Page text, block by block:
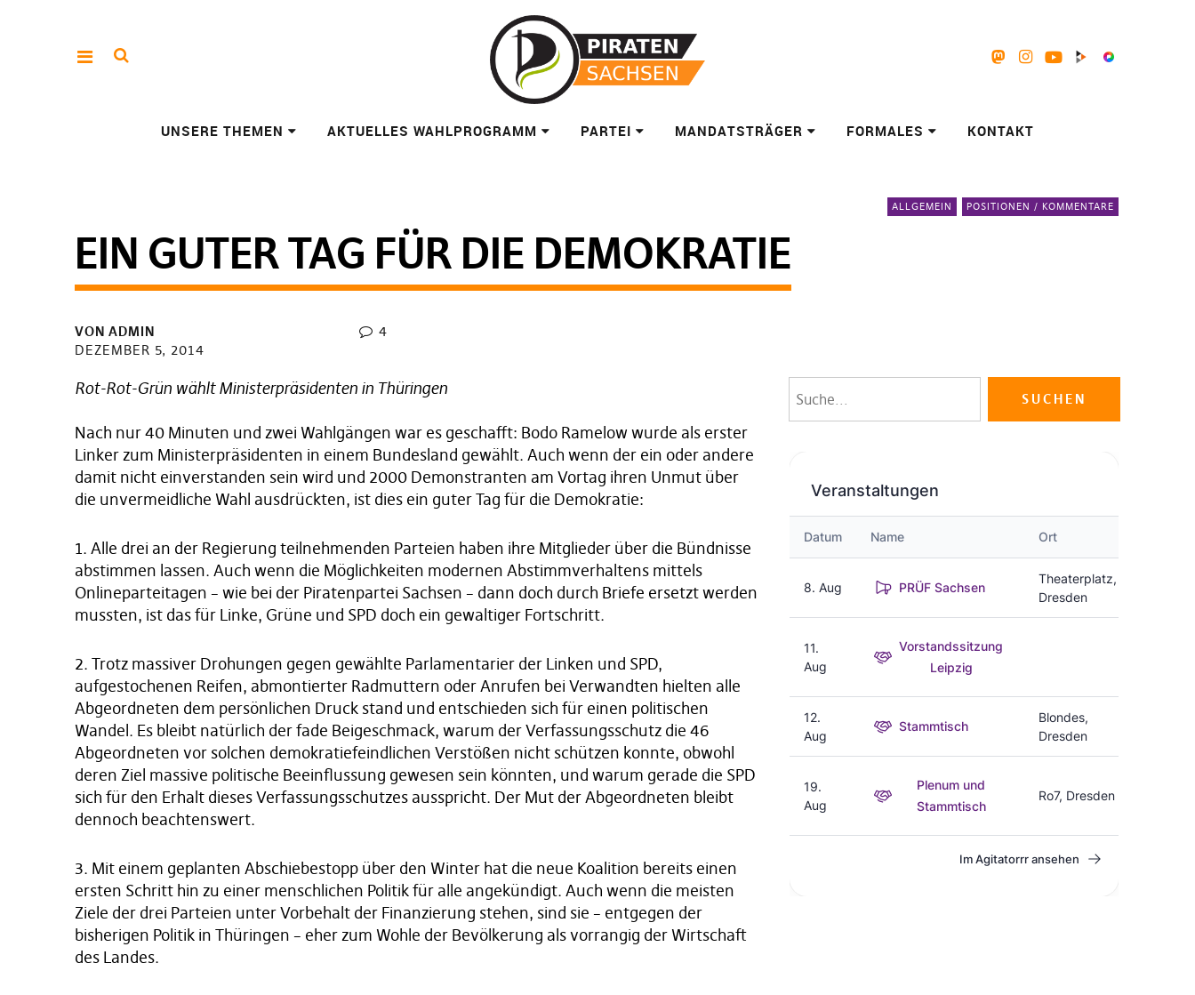
UNSERE THEMEN AKTUELLES WAHLPROGRAMM PARTEI MANDATSTRÄGER FORMALES KONTAKT
ALLGEMEIN POSITIONEN / KOMMENTARE
EIN GUTER TAG FÜR DIE DEMOKRATIE
VON ADMIN
DEZEMBER 5, 2014
4
Rot-Rot-Grün wählt Ministerpräsidenten in Thüringen
Nach nur 40 Minuten und zwei Wahlgängen war es geschafft: Bodo Ramelow wurde als erster
Linker zum Ministerpräsidenten in einem Bundesland gewählt. Auch wenn der ein oder andere
damit nicht einverstanden sein wird und 2000 Demonstranten am Vortag ihren Unmut über
die unvermeidliche Wahl ausdrückten, ist dies ein guter Tag für die Demokratie:
1. Alle drei an der Regierung teilnehmenden Parteien haben ihre Mitglieder über die Bündnisse
abstimmen lassen. Auch wenn die Möglichkeiten modernen Abstimmverhaltens mittels
Onlineparteitagen – wie bei der Piratenpartei Sachsen – dann doch durch Briefe ersetzt werden
mussten, ist das für Linke, Grüne und SPD doch ein gewaltiger Fortschritt.
2. Trotz massiver Drohungen gegen gewählte Parlamentarier der Linken und SPD,
aufgestochenen Reifen, abmontierter Radmuttern oder Anrufen bei Verwandten hielten alle
Abgeordneten dem persönlichen Druck stand und entschieden sich für einen politischen
Wandel. Es bleibt natürlich der fade Beigeschmack, warum der Verfassungsschutz die 46
Abgeordneten vor solchen demokratiefeindlichen Verstößen nicht schützen konnte, obwohl
deren Ziel massive politische Beeinflussung gewesen sein könnten, und warum gerade die SPD
sich für den Erhalt dieses Verfassungsschutzes ausspricht. Der Mut der Abgeordneten bleibt
dennoch beachtenswert.
3. Mit einem geplanten Abschiebestopp über den Winter hat die neue Koalition bereits einen
ersten Schritt hin zu einer menschlichen Politik für alle angekündigt. Auch wenn die meisten
Ziele der drei Parteien unter Vorbehalt der Finanzierung stehen, sind sie – entgegen der
bisherigen Politik in Thüringen – eher zum Wohle der Bevölkerung als vorrangig der Wirtschaft
des Landes.